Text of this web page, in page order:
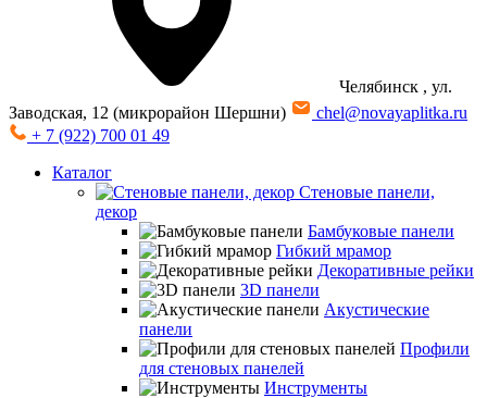
Челябинск , ул.
Заводская, 12 (микрорайон Шершни)
chel@novayaplitka.ru
+ 7 (922) 700 01 49
Каталог
Стеновые панели,
декор
Бамбуковые панели
Гибкий мрамор
Декоративные рейки
3D панели
Акустические
панели
Профили
для стеновых панелей
Инструменты